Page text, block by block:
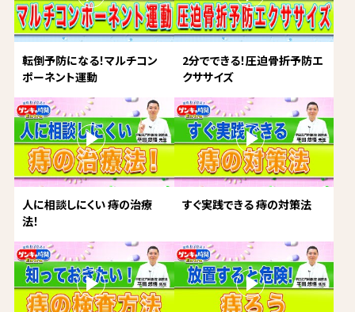
転倒予防になる！マルチコン
ポーネント運動
2分でできる！圧迫骨折予防エ
クササイズ
人に相談しにくい 痔の治療
法！
すぐ実践できる 痔の対策法